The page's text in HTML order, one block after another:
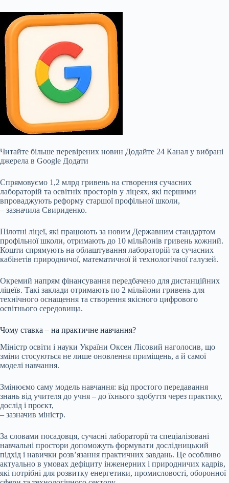
Читайте більше перевірених новин Додайте 24 Канал у вибрані
джерела в Google Додати
Спрямовуємо 1,2 млрд гривень на створення сучасних
лабораторій та освітніх просторів у ліцеях, які першими
впроваджують реформу старшої профільної школи,
– зазначила Свириденко.
Пілотні ліцеї, які працюють за новим Державним стандартом
профільної школи, отримають до 10 мільйонів гривень кожний.
Кошти спрямують на облаштування лабораторій та сучасних
кабінетів природничої, математичної й технологічної галузей.
Окремий напрям фінансування передбачено для дистанційних
ліцеїв. Такі заклади отримають по 2 мільйони гривень для
технічного оснащення та створення якісного цифрового
освітнього середовища.
Чому ставка – на практичне навчання?
Міністр освіти і науки України Оксен Лісовий наголосив, що
зміни стосуються не лише оновлення приміщень, а й самої
моделі навчання.
Змінюємо саму модель навчання: від простого передавання
знань від учителя до учня – до їхнього здобуття через практику,
дослід і проєкт,
– зазначив міністр.
За словами посадовця, сучасні лабораторії та спеціалізовані
навчальні простори допоможуть формувати дослідницький
підхід і навички розв’язання практичних завдань. Це особливо
актуально в умовах дефіциту інженерних і природничих кадрів,
які потрібні для розвитку енергетики, промисловості, оборонної